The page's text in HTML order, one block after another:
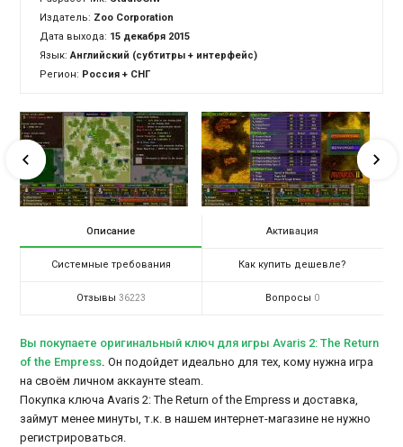
Издатель: Zoo Corporation
Дата выхода: 15 декабря 2015
Язык:Английский (субтитры + интерфейс)
Регион: Россия + СНГ
Описание Активация
Системные требования Как купить дешевле?
Отзывы 36223 Вопросы 0
Вы покупаете оригинальный ключ для игры Avaris 2: The Return
of the Empress. Он подойдет идеально для тех, кому нужна игра
на своём личном аккаунте steam.
Покупка ключа Avaris 2: The Return of the Empress и доставка,
займут менее минуты, т.к. в нашем интернет-магазине не нужно
регистрироваться.